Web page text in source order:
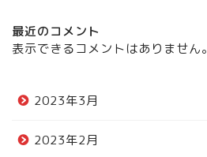
最近のコメント
表示できるコメントはありません。
2023年3月
2023年2月